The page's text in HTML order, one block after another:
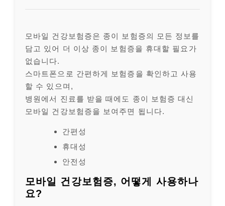
모바일 건강보험증은 종이 보험증의 모든 정보를
담고 있어 더 이상 종이 보험증을 휴대할 필요가
없습니다.
스마트폰으로 간편하게 보험증을 확인하고 사용
할 수 있으며,
병원에서 진료를 받을 때에도 종이 보험증 대신
모바일 건강보험증을 보여주면 됩니다.
간편성
휴대성
안전성
모바일 건강보험증, 어떻게 사용하나
요?